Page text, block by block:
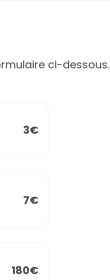
ci-dessous.
3€
7€
180€